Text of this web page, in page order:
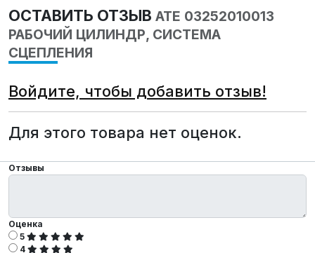
ОСТАВИТЬ ОТЗЫВ ATE 03252010013
РАБОЧИЙ ЦИЛИНДР, СИСТЕМА
СЦЕПЛЕНИЯ
Войдите, чтобы добавить отзыв!
Для этого товара нет оценок.
Отзывы
Оценка
5
4